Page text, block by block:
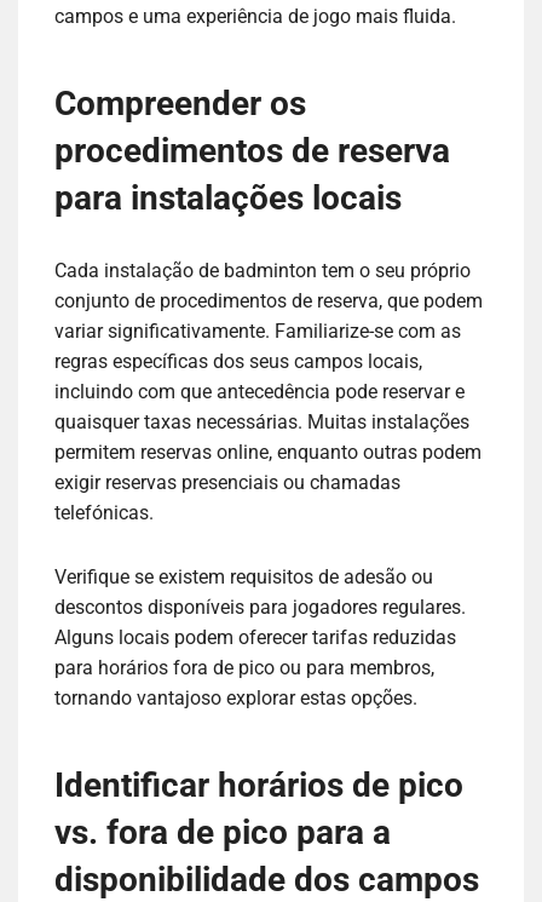
campos e uma experiência de jogo mais fluida.
Compreender os
procedimentos de reserva
para instalações locais
Cada instalação de badminton tem o seu próprio
conjunto de procedimentos de reserva, que podem
variar significativamente. Familiarize-se com as
regras específicas dos seus campos locais,
incluindo com que antecedência pode reservar e
quaisquer taxas necessárias. Muitas instalações
permitem reservas online, enquanto outras podem
exigir reservas presenciais ou chamadas
telefónicas.
Verifique se existem requisitos de adesão ou
descontos disponíveis para jogadores regulares.
Alguns locais podem oferecer tarifas reduzidas
para horários fora de pico ou para membros,
tornando vantajoso explorar estas opções.
Identificar horários de pico
vs. fora de pico para a
disponibilidade dos campos